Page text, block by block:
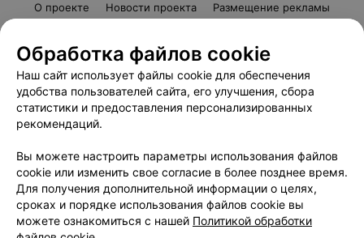
О проекте Новости проекта
Размещение рекламы
Пользовательское соглашение
Способы оплаты
Вакансии
Партнеры
Написать руководителю 103.by
Обработка персональных данных
Обработка файлов cookie
Наш сайт использует файлы cookie для обеспечения
удобства пользователей сайта, его улучшения, сбора
статистики и предоставления персонализированных
рекомендаций.
Вы можете настроить параметры использования файлов
cookie или изменить свое согласие в более позднее время.
Для получения дополнительной информации о целях,
сроках и порядке использования файлов cookie вы
можете ознакомиться с нашей Политикой обработки